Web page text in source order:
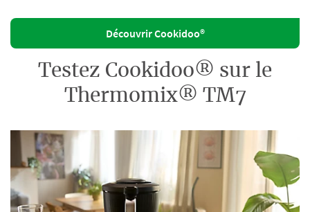
Découvrir Cookidoo®
Testez Cookidoo® sur le
Thermomix® TM7